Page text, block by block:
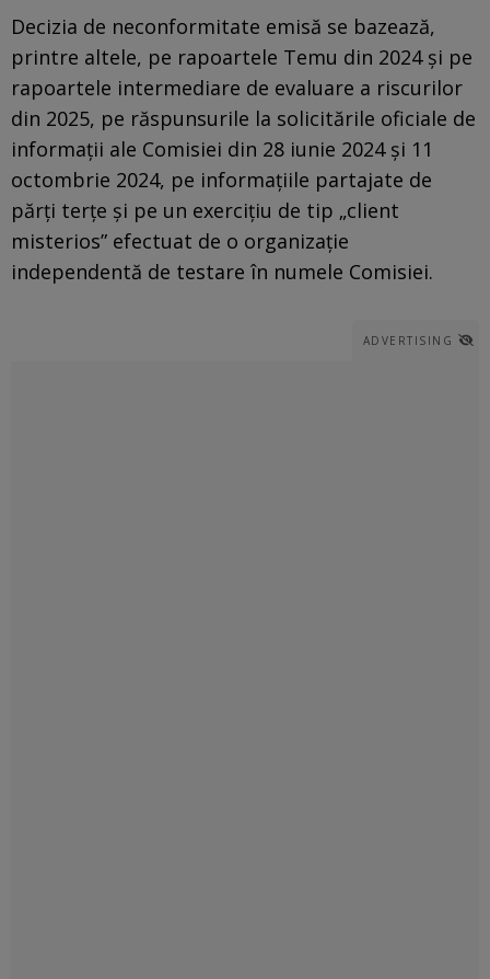
Decizia de neconformitate emisă se bazează,
printre altele, pe rapoartele Temu din 2024 şi pe
rapoartele intermediare de evaluare a riscurilor
din 2025, pe răspunsurile la solicitările oficiale de
informaţii ale Comisiei din 28 iunie 2024 şi 11
octombrie 2024, pe informaţiile partajate de
părţi terţe şi pe un exerciţiu de tip „client
misterios” efectuat de o organizaţie
independentă de testare în numele Comisiei.
ADVERTISING